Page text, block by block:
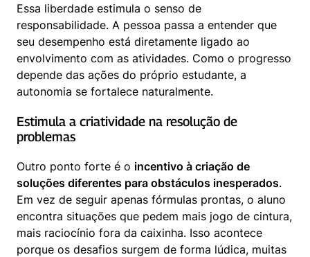
Essa liberdade estimula o senso de
responsabilidade. A pessoa passa a entender que
seu desempenho está diretamente ligado ao
envolvimento com as atividades. Como o progresso
depende das ações do próprio estudante, a
autonomia se fortalece naturalmente.
Estimula a criatividade na resolução de
problemas
Outro ponto forte é o incentivo à criação de
soluções diferentes para obstáculos inesperados.
Em vez de seguir apenas fórmulas prontas, o aluno
encontra situações que pedem mais jogo de cintura,
mais raciocínio fora da caixinha. Isso acontece
porque os desafios surgem de forma lúdica, muitas